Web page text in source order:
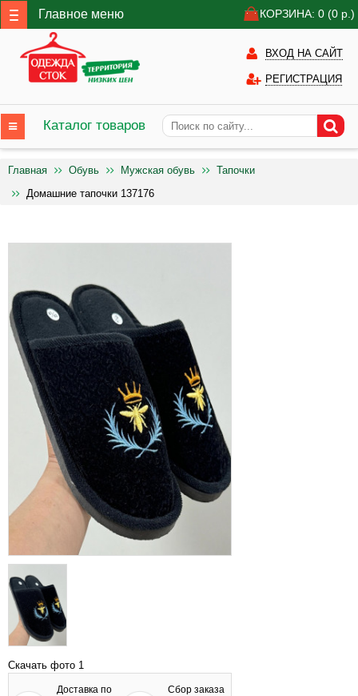
Главное меню КОРЗИНА: 0 (0 р.)
ВХОД НА САЙТ
РЕГИСТРАЦИЯ
Каталог товаров
Главная Обувь Мужская обувь
Тапочки
Домашние тапочки 137176
Скачать фото 1
Доставка по
Сбор заказа